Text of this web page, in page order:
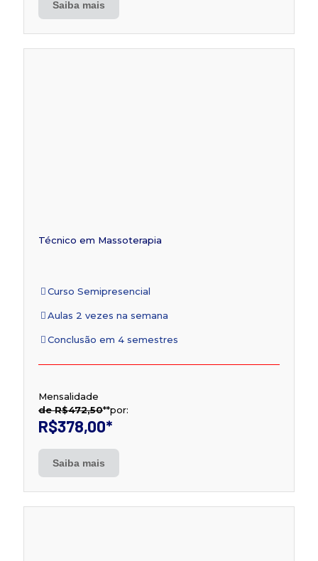
Saiba mais
Técnico em Massoterapia
Curso Semipresencial
Aulas 2 vezes na semana
Conclusão em 4 semestres
Mensalidade
de R$472,50**por:
R$378,00*
Saiba mais